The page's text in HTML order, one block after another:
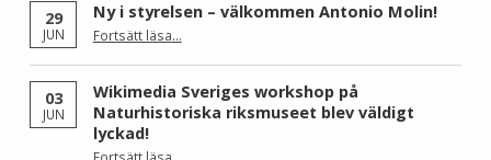
29
JUN
Ny i styrelsen – välkommen Antonio Molin!
Fortsätt läsa“Ny i styrelsen – välkommen Antonio Molin!”
…
03
JUN
Wikimedia Sveriges workshop på
Naturhistoriska riksmuseet blev väldigt
lyckad!
“Wikimedia Sveriges workshop på Naturhistoriska riksmuseet blev väldigt lyckad!”